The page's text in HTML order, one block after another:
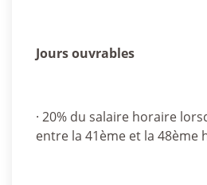
Jours ouvrables
· 20% du salaire horaire
entre la 41ème et la 48ème